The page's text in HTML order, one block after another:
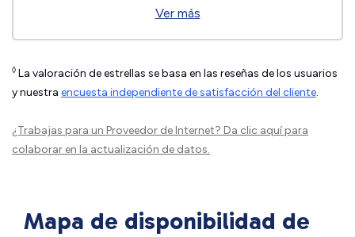
Ver más
◊ La valoración de estrellas se basa en las reseñas de los usuarios
y nuestra encuesta independiente de satisfacción del cliente.
¿Trabajas para un Proveedor de Internet? Da clic aquípara
colaborar en la actualización de datos.
Mapa de disponibilidad de